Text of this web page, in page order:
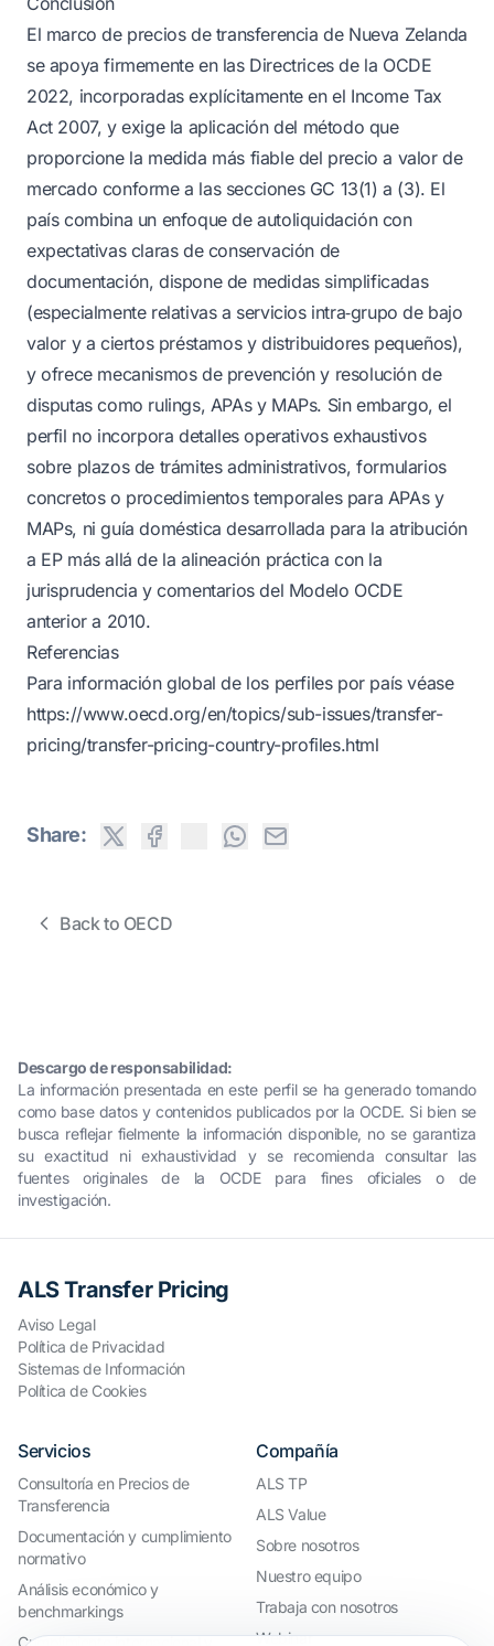
El marco de precios de transferencia de Nueva Zelanda
se apoya firmemente en las Directrices de la OCDE
2022, incorporadas explícitamente en el Income Tax
Act 2007, y exige la aplicación del método que
proporcione la medida más fiable del precio a valor de
mercado conforme a las secciones GC 13(1) a (3). El
país combina un enfoque de autoliquidación con
expectativas claras de conservación de
documentación, dispone de medidas simplificadas
(especialmente relativas a servicios intra‑grupo de bajo
valor y a ciertos préstamos y distribuidores pequeños),
y ofrece mecanismos de prevención y resolución de
disputas como rulings, APAs y MAPs. Sin embargo, el
perfil no incorpora detalles operativos exhaustivos
sobre plazos de trámites administrativos, formularios
concretos o procedimientos temporales para APAs y
MAPs, ni guía doméstica desarrollada para la atribución
a EP más allá de la alineación práctica con la
jurisprudencia y comentarios del Modelo OCDE
anterior a 2010.
Referencias
Para información global de los perfiles por país véase
https://www.oecd.org/en/topics/sub-issues/transfer-
pricing/transfer-pricing-country-profiles.html
Share:
Back to OECD
Descargo de responsabilidad:
La información presentada en este perfil se ha generado tomando
como base datos y contenidos publicados por la OCDE. Si bien se
busca reflejar fielmente la información disponible, no se garantiza
su exactitud ni exhaustividad y se recomienda consultar las
fuentes originales de la OCDE para fines oficiales o de
investigación.
ALS Transfer Pricing
Aviso Legal
Política de Privacidad
Sistemas de Información
Política de Cookies
Servicios
Consultoría en Precios de
Transferencia
Documentación y cumplimiento
normativo
Análisis económico y
benchmarkings
Cumplimiento internacional y
Compañía
ALS TP
ALS Value
Sobre nosotros
Nuestro equipo
Trabaja con nosotros
Webinar